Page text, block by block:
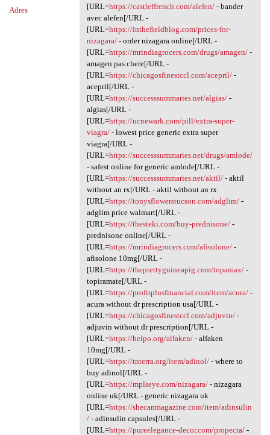
Adres
[URL=https://castleffrench.com/alefen/- bander
avec alefen[/URL -
[URL=https://inthefieldblog.com/prices-for-
nizagara/- order nizagara online[/URL -
[URL=https://mrindiagrocers.com/drugs/amagen/-
amagen pas chere[/URL -
[URL=https://chicagosfinestccl.com/acepril/-
acepril[/URL -
[URL=https://successsummaries.net/algias/-
algias[/URL -
[URL=https://ucnewark.com/pill/extra-super-
viagra/- lowest price generic extra super
viagra[/URL -
[URL=https://successsummaries.net/drugs/amlode/
- safest online for generic amlode[/URL -
[URL=https://successsummaries.net/aktil/- aktil
without an rx[/URL - aktil without an rx
[URL=https://tonysflowerstucson.com/adglim/-
adglim price walmart[/URL -
[URL=https://thesteki.com/buy-prednisone/-
prednisone online[/URL -
[URL=https://mrindiagrocers.com/afisolone/-
afisolone 10mg[/URL -
[URL=https://theprettyguineapig.com/topamax/-
topiramate[/URL -
[URL=https://profitplusfinancial.com/item/acura/-
acura without dr prescription usa[/URL -
[URL=https://chicagosfinestccl.com/adjuvin/-
adjuvin without dr prescription[/URL -
[URL=https://helpo.org/alfaken/- alfaken
10mg[/URL -
[URL=https://tnterra.org/item/adinol/- where to
buy adinol[/URL -
[URL=https://mplseye.com/nizagara/- nizagara
online uk[/URL - generic nizagara uk
[URL=https://shecanmagazine.com/item/adinsulin
/- adinsulin capsules[/URL -
[URL=https://pureelegance-decor.com/propecia/-